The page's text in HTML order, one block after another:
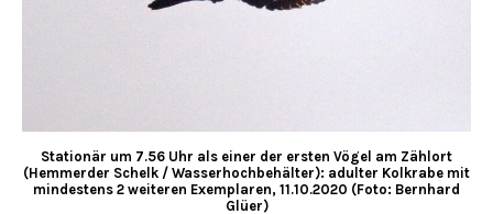
Stationär um 7.56 Uhr als einer der ersten Vögel am Zählort
(Hemmerder Schelk / Wasserhochbehälter): adulter Kolkrabe mit
mindestens 2 weiteren Exemplaren, 11.10.2020 (Foto: Bernhard
Glüer)